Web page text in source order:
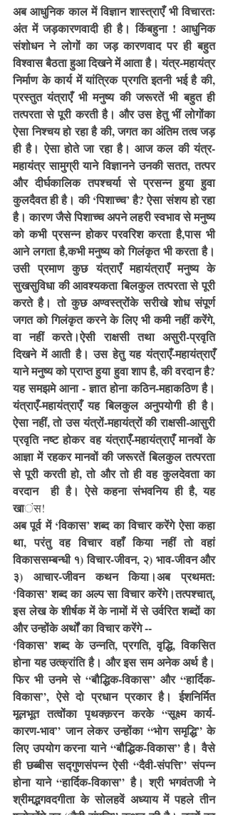
अब आधुनिक काल में विज्ञान शास्त्राएँ भी विचारतः
अंत में जड़कारणवादी ही है। किंबहुना ! आधुनिक
संशोधन ने लोगों का जड़ कारणवाद पर ही बहुत
विश्वास बैठता हुआ दिखने में आता है। यंत्र-महायंत्र
निर्माण के कार्य में यांत्रिक प्रगति इतनी भई है की,
प्रस्तुत यंत्राएँ भी मनुष्य की जरूरतें भी बहुत ही
तत्परता से पूरी करती है। और उस हेतु भीं लोगोंका
ऐसा निश्चय हो रहा है की, जगत का अंतिम तत्व जड़
ही है। ऐसा होते जा रहा है। आज कल की यंत्र-
महायंत्र सामुग्री याने विज्ञानने उनकी सतत, तत्पर
और दीर्घकालिक तपश्चर्या से प्रसन्न हुया हुवा
कुलदैवत ही है। की ‘पिशाच्च’ है? ऐसा संशय हो रहा
है। कारण जैसे पिशाच्च अपने लहरी स्वभाव से मनुष्य
को कभी प्रसन्न होकर परवरिश करता है,पास भी
आने लगता है,कभी मनुष्य को गिलंकृत भी करता है।
उसी प्रमाण कुछ यंत्राएँ महायंत्राएँ मनुष्य के
सुखसुविधा की आवश्यकता बिलकुल तत्परता से पूरी
करते है। तो कुछ अण्वस्त्रोंके सरीखे शोध संपूर्ण
जगत को गिलंकृत करने के लिए भी कमी नहीं करेंगे,
वा नहीं करते।ऐसी राक्षसी तथा असुरी-प्रवृति
दिखने में आती है। उस हेतु यह यंत्राएँ-महायंत्राएँ
याने मनुष्य को प्राप्त हुया हुवा शाप है, की वरदान है?
यह समझमे आना - ज्ञात होना कठिन-महाकठिण है।
यंत्राएँ-महायंत्राएँ यह बिलकुल अनुपयोगी ही है।
ऐसा नहीं, तो उस यंत्रों-महायंत्रों की राक्षसी-आसुरी
प्रवृति नष्ट होकर वह यंत्राएँ-महायंत्राएँ मानवों के
आज्ञा में रहकर मानवों की जरूरतें बिलकुल तत्परता
से पूरी करती हो, तो और तो ही वह कुलदेवता का
वरदान  ही है। ऐसे कहना संभवनिय ही है, यह
खांस!
अब पूर्व में ‘विकास’ शब्द का विचार करेंगे ऐसा कहा
था, परंतु वह विचार वहाँ किया नहीं तो वहां
विकाससम्बन्धी १) विचार-जीवन, २) भाव-जीवन और
३) आचार-जीवन कथन किया।अब प्रथमत:
‘विकास’ शब्द का अल्प सा विचार करेंगे।तत्पश्चात्,
इस लेख के शीर्षक में के नामों में से उर्वरित शब्दों का
और उन्होंके अर्थों का विचार करेंगे --
‘विकास’ शब्द के उन्नति, प्रगति, वृद्धि, विकसित
होना यह उत्क्रांति है। और इस सम अनेक अर्थ है।
फिर भी उनमे से “बौद्धिक-विकास” और “हार्दिक-
विकास”, ऐसे दो प्रधान प्रकार है। ईशनिर्मित
मूलभूत तत्वोंका पृथक्क़रन करके “सूक्ष्म कार्य-
कारण-भाव” जान लेकर उन्होंका “भोग समृद्धि” के
लिए उपयोग करना याने “बौद्धिक-विकास” है। वैसे
ही छब्बीस सद्गुणसंपन्न ऐसी “दैवी-संपत्ति” संपन्न
होना याने “हार्दिक-विकास” है। श्री भगवंतजी ने
श्रीमद्भगवदगीता के सोलहवें अध्याय में पहले तीन